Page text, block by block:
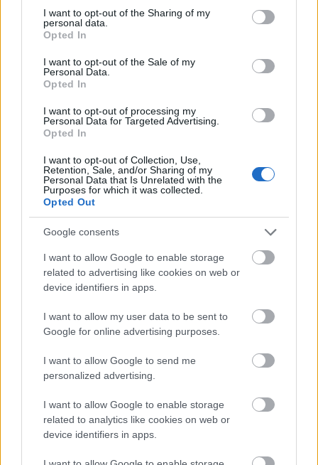
not limited to your visit or usage behaviour. You may click to
grant or deny consent to Google and its third-party tags to
use your data for below specified purposes in below Google
consent section.
I want to opt-out of the Sharing of my
personal data.
Opted In
I want to opt-out of the Sale of my
Personal Data.
Opted In
I want to opt-out of processing my
Personal Data for Targeted Advertising.
Opted In
I want to opt-out of Collection, Use,
Retention, Sale, and/or Sharing of my
Personal Data that Is Unrelated with the
Purposes for which it was collected.
Opted Out
Google consents
I want to allow Google to enable storage
related to advertising like cookies on web or
device identifiers in apps.
I want to allow my user data to be sent to
Google for online advertising purposes.
I want to allow Google to send me
personalized advertising.
I want to allow Google to enable storage
related to analytics like cookies on web or
device identifiers in apps.
Επίσης, θα ξεκινήσει στις 12 Δεκεμβρίου 2022
καθημερινά απευθείας δρομολόγια μεταξύ του
κόμβου της στο Παρίσι (Charles de Gaulle) και της
Νέας Υόρκης, αεροδρόμιο Newark Liberty Airport
(EWR), του δεύτερου μεγαλύτερου διεθνούς
αεροδρομίου που εξυπηρετεί τη Νέα Υόρκη και την
θα εκτελείται με Boeing 777-200 ER σηματοδοτεί
την επιστροφή της Air France στο Newark, τον
ιστορικό προορισμό της εταιρείας που
εξυπηρετούνταν απευθείας έως το 2012. Πρόκειται
για μια πτήση που θα προσφέρεται επιπρόσθετα
στα “Shuttle” δρομολόγια που είναι διαθέσιμα
Υόρκης-John F. Kennedy (JFK) με 6 καθημερινές
από το άλλο μέλος της Skyteam, την
Τέλος, το θερινό δρομολόγιο Παρίσι-Charles de
Gaulle – Ντάλας θα συνεχιστεί και την χειμερινή